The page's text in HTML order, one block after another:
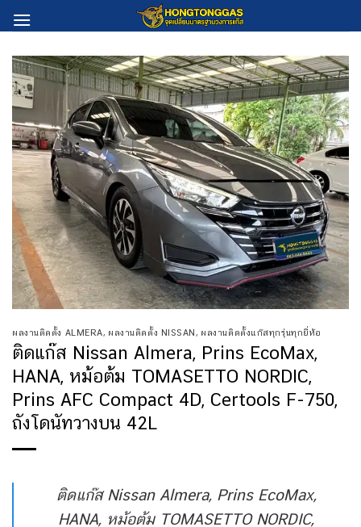
to
ผลงานติดตั้ง ALMERA, ผลงานติดตั้ง NISSAN , ผลงานติดตั้งแก๊สทุกรุ่นทุกยี่ห้อ
ติดแก๊ส Nissan Almera, Prins EcoMax,
HANA, หม้อต้ม TOMASETTO NORDIC,
Prins AFC Compact 4D, Certools F-750,
ถังโดนัทวางบน 42L
ติดแก๊ส Nissan Almera, Prins EcoMax,
HANA, หม้อต้ม TOMASETTO NORDIC,